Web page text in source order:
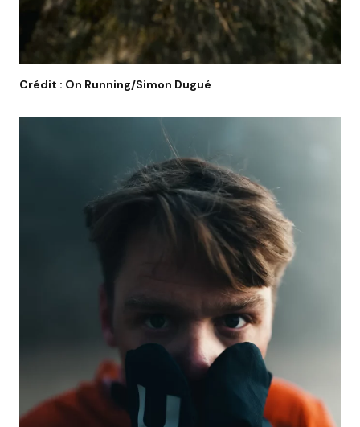
Crédit : On Running/Simon Dugué